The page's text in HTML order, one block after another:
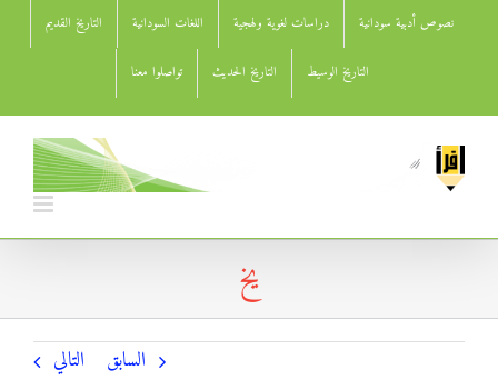
نصوص أدبية سودانية دراسات لغوية ولهجية اللغات السودانية التاريخ القديم
التاريخ الوسيط التاريخ الحديث تواصلوا معنا
يخ
السابق التالي